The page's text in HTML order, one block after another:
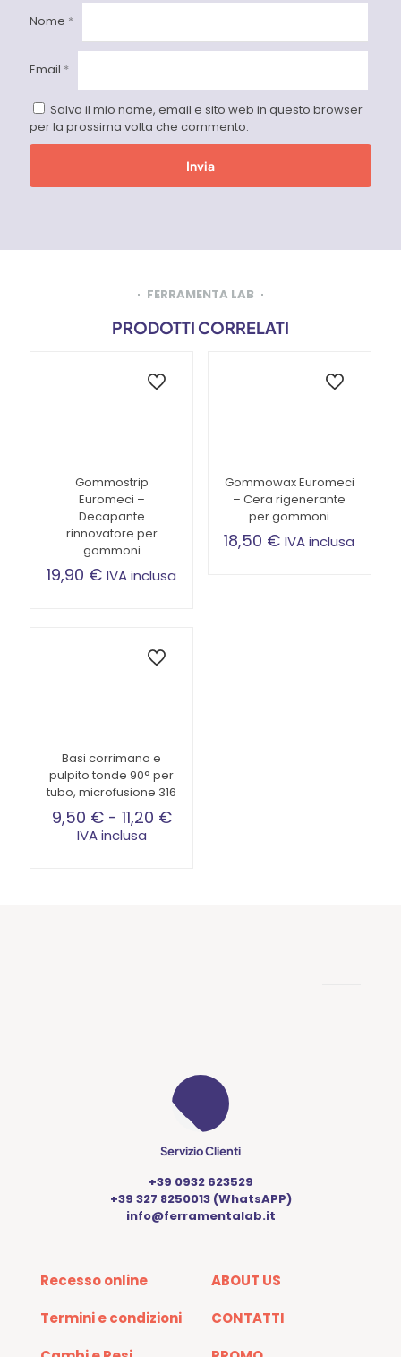
Nome *
Email *
Salva il mio nome, email e sito web in questo browser
per la prossima volta che commento.
FERRAMENTA LAB
PRODOTTI CORRELATI
Gommostrip
Euromeci –
Decapante
rinnovatore per
gommoni
19,90 € IVA inclusa
Gommowax Euromeci
– Cera rigenerante
per gommoni
18,50 € IVA inclusa
Basi corrimano e
pulpito tonde 90° per
tubo, microfusione 316
9,50 € - 11,20 €Fascia
IVA inclusa
Servizio Clienti
+39 0932 623529
+39 327 8250013 (WhatsAPP)
info@ferramentalab.it
Recesso online
Termini e condizioni
ABOUT US
CONTATTI